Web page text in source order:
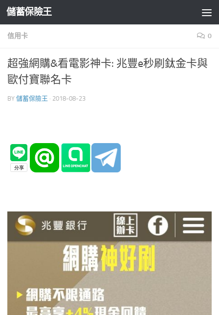
Skip to content
儲蓄保險王
信用卡 0
超強網購&看電影神卡: 兆豐e秒刷鈦金卡與
歐付寶聯名卡
BY 儲蓄保險王 · 2018-08-23